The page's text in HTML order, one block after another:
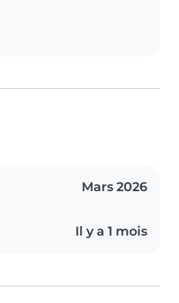
Mars 2026
Il y a 1 mois